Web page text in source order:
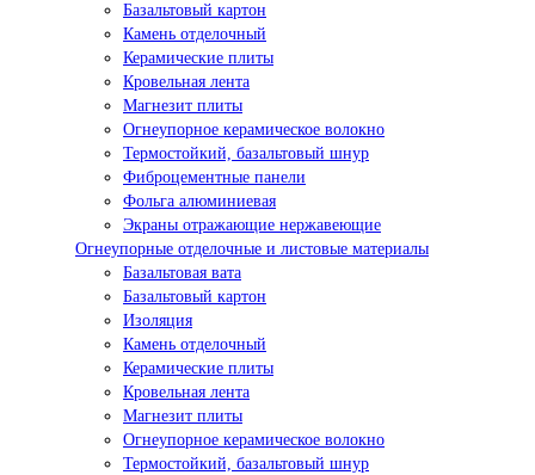
Базальтовый картон
Камень отделочный
Керамические плиты
Кровельная лента
Магнезит плиты
Огнеупорное керамическое волокно
Термостойкий, базальтовый шнур
Фиброцементные панели
Фольга алюминиевая
Экраны отражающие нержавеющие
Огнеупорные отделочные и листовые материалы
Базальтовая вата
Базальтовый картон
Изоляция
Камень отделочный
Керамические плиты
Кровельная лента
Магнезит плиты
Огнеупорное керамическое волокно
Термостойкий, базальтовый шнур